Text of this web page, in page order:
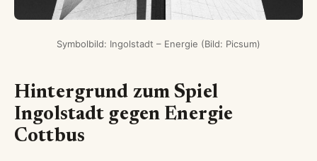
Symbolbild: Ingolstadt – Energie (Bild: Picsum)
Hintergrund zum Spiel
Ingolstadt gegen Energie
Cottbus